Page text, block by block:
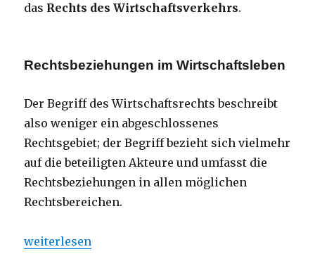
das Rechts des Wirtschaftsverkehrs.
Rechtsbeziehungen im Wirtschaftsleben
Der Begriff des Wirtschaftsrechts beschreibt
also weniger ein abgeschlossenes
Rechtsgebiet; der Begriff bezieht sich vielmehr
auf die beteiligten Akteure und umfasst die
Rechtsbeziehungen in allen möglichen
Rechtsbereichen.
„Wirtschaftsrecht | Einführung“
weiterlesen